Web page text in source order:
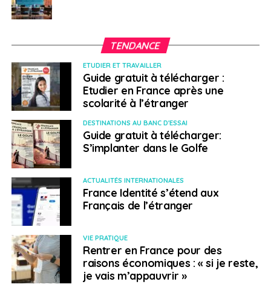
Depuis le 24 octobre 2024, une maladie d’origine
encore inconnue sévit dans la zone de santé de Panzi
(province du Kwango, à plus de 400 km de Kinshasa).
Plusieurs dizaines de décès sont à déplorer et plusieurs
centaines de cas sont recensés. Les principaux
symptômes rapportés sont la fièvre, les maux de tête,
l’écoulement nasal, la toux, la difficulté respiratoire. Des
investigations sont en cours localement.
Il est conseillé de se tenir informé de la situation locale,
de bien suivre les recommandations des autorités
sanitaires locales et de consulter un médecin au
moindre doute.
Syrie–Situation en Syrie
décembre 2024
La situation sécuritaire restant très instable dans
TENDANCE
ETUDIER ET TRAVAILLER
Guide gratuit à télécharger :
Etudier en France après une
scolarité à l’étranger
DESTINATIONS AU BANC D'ESSAI
Guide gratuit à télécharger:
S’implanter dans le Golfe
ACTUALITÉS INTERNATIONALES
France Identité s’étend aux
Français de l’étranger
VIE PRATIQUE
Rentrer en France pour des
raisons économiques : « si je reste,
je vais m’appauvrir »